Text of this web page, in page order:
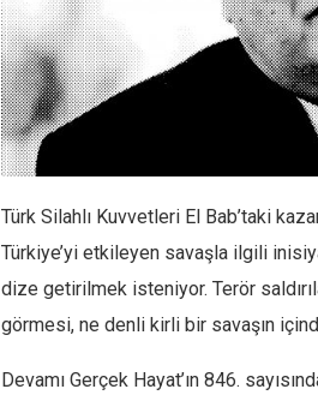
Türk Silahlı Kuvvetleri El Bab’taki
Türkiye’yi etkileyen savaşla ilgili
dize getirilmek isteniyor. Terör
görmesi, ne denli kirli bir savaşın
Devamı Gerçek Hayat’ın 846.